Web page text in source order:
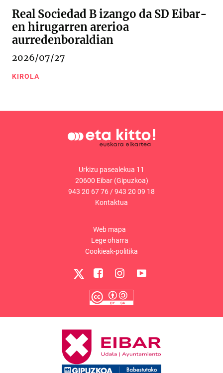
Real Sociedad B izango da SD Eibar-
en hirugarren arerioa
aurredenboraldian
2026/07/27
KIROLA
Urkizu pasealekua 11
20600 Eibar (Gipuzkoa)
943 20 67 76 /943 20 09 18
Kontaktua
Web mapa
Lege oharra
Cookieak-politika